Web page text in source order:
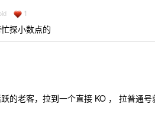
1
探小数点的
的老客，拉到一个直接 KO ， 拉普通